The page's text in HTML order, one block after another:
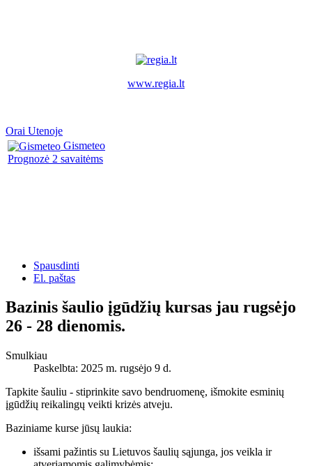
www.regia.lt
Orai Utenoje
Gismeteo
Prognozė 2 savaitėms
Spausdinti
El. paštas
Bazinis šaulio įgūdžių kursas jau rugsėjo
26 - 28 dienomis.
Smulkiau
Paskelbta: 2025 m. rugsėjo 9 d.
Tapkite šauliu - stiprinkite savo bendruomenę, išmokite esminių
įgūdžių reikalingų veikti krizės atveju.
Baziniame kurse jūsų laukia:
išsami pažintis su Lietuvos šaulių sąjunga, jos veikla ir